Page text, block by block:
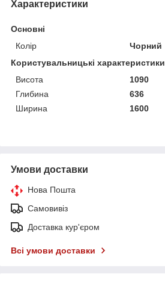
Характеристики
Основні
Колір
Чорний
Користувальницькі характеристики
Висота
1090
Глибина
636
Ширина
1600
Умови доставки
Нова Пошта
Самовивіз
Доставка кур'єром
Всі умови доставки